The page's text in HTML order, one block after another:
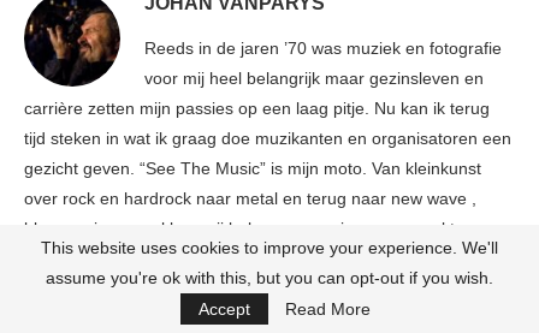
Reeds in de jaren ’70 was muziek en fotografie
voor mij heel belangrijk maar gezinsleven en
carrière zetten mijn passies op een laag pitje. Nu kan ik terug
tijd steken in wat ik graag doe muzikanten en organisatoren een
gezicht geven. “See The Music” is mijn moto. Van kleinkunst
over rock en hardrock naar metal en terug naar new wave ,
blues en jazz, veel kan mij bekoren en er is nog zo veel te
ontdekken…. Al dat moois en nu en dan een filmpje wil ik dan
ook delen via Luminous Dash en mijn YouTube en Facebook
This website uses cookies to improve your experience. We'll
assume you're ok with this, but you can opt-out if you wish.
Accept
Read More